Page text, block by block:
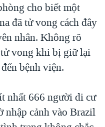
cho biết một
đã tử vong cách đây
nhân. Không rõ
vong khi bị giữ lại
bệnh viện.
nhất 666 người di cư
nhập cảnh vào Brazil